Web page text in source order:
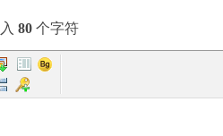
索
入80 个字符